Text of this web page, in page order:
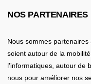
NOS PARTENAIRES
Nous sommes
soient autour de la mobilité
l’informatiques, autour de
nous pour améliorer nos